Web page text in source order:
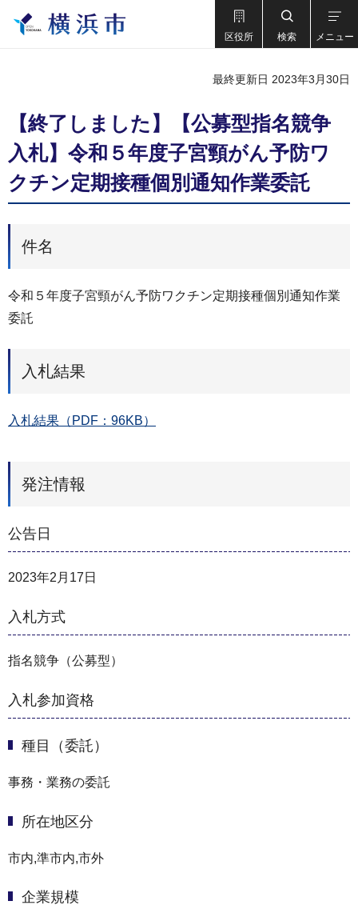
区役所 検索 メニュー
最終更新日 2023年3月30日
【終了しました】【公募型指名競争
入札】令和５年度子宮頸がん予防ワ
クチン定期接種個別通知作業委託
件名
令和５年度子宮頸がん予防ワクチン定期接種個別通知作業
委託
入札結果
入札結果（PDF：96KB）
発注情報
公告日
2023年2月17日
入札方式
指名競争（公募型）
入札参加資格
種目（委託）
事務・業務の委託
所在地区分
市内,準市内,市外
企業規模